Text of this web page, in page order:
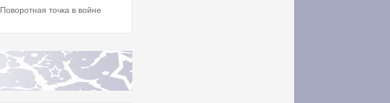
Поворотная точка в войне